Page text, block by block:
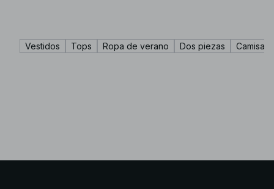
Vestidos Tops Ropa de verano Dos piezas Camisas